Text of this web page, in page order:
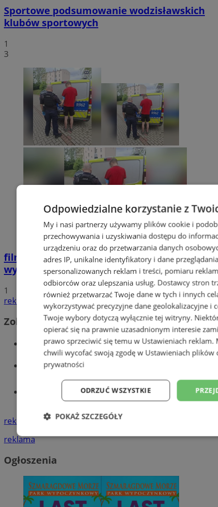
Sportowe podsumowanie wodzisławskich
klubów sportowych
1
3
film
Potrącił seniorkę i uciekł z miejsca
wypadku. 20-latek trafił do aresztu
1
reklama
Zobacz również
Wiadomości kryminalne w Wodzisławiu
Wiadomości lokalne
Tworzenie stron www - Wodzisław
reklama
reklama
Ogłoszenia
Odpowiedzialne korzystanie z
My i nasi partnerzy używamy plików cookie i
przechowywania i uzyskiwania dostępu do
urządzeniu oraz do przetwarzania danych
adres IP, unikalne identyfikatory i dane
spersonalizowanych reklam i treści, pomiaru
odbiorców oraz ulepszania usług. Dostawcy stron
również przetwarzać Twoje dane w tych i innych
wykorzystywać precyzyjne dane geolokalizacyjne i
Twoje wybory dotyczą wyłącznie tej witryny.
opierać się na prawnie uzasadnionym interesie
prawo sprzeciwić się temu w Ustawieniach reklam.
chwili wycofać swoją zgodę w Ustawieniach plików
prywatności
ODRZUĆ WSZYSTKIE
POKAŻ SZCZEGÓŁY
Niezbędne Wydajność
Niesklasyfikowane